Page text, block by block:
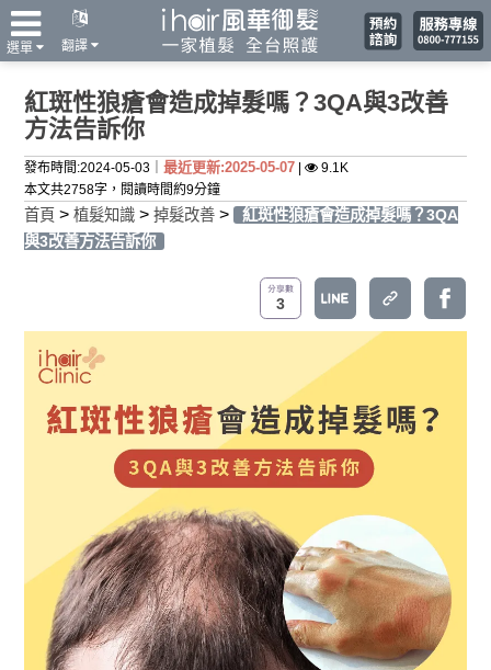
翻譯
選單
紅斑性狼瘡會造成掉髮嗎？3QA與3改善
方法告訴你
發布時間:2024-05-03｜ 最近更新:2025-05-07
9.1K
本文共2758字，閱讀時間約9分鐘
首頁 > 植髮知識 > 掉髮改善 >
紅斑性狼瘡會造成掉髮嗎？3QA
與3改善方法告訴你
3